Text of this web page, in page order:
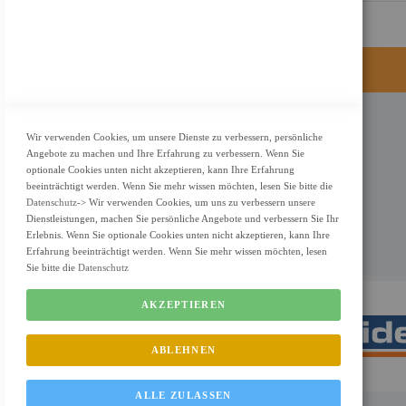
KONTAKT
Adresse: Zimbelstrasse 26/13127 Berlin
Berlin, Deutschland
Email: info@f-m-shop.de
Wir verwenden Cookies, um unsere Dienste zu verbessern, persönliche
Angebote zu machen und Ihre Erfahrung zu verbessern. Wenn Sie
optionale Cookies unten nicht akzeptieren, kann Ihre Erfahrung
beeinträchtigt werden. Wenn Sie mehr wissen möchten, lesen Sie bitte die
Datenschutz-> Wir verwenden Cookies, um uns zu verbessern unsere
Dienstleistungen, machen Sie persönliche Angebote und verbessern Sie Ihr
Erlebnis. Wenn Sie optionale Cookies unten nicht akzeptieren, kann Ihre
Erfahrung beeinträchtigt werden. Wenn Sie mehr wissen möchten, lesen
Sie bitte die Datenschutz
AKZEPTIEREN
ABLEHNEN
ALLE ZULASSEN